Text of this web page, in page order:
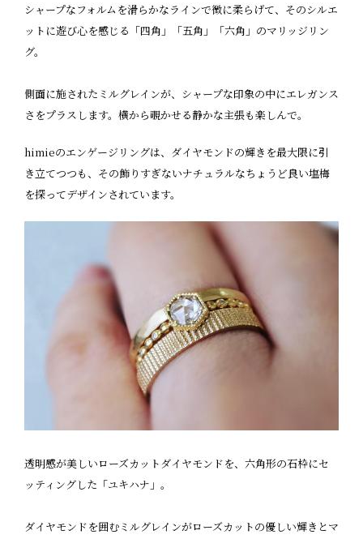
シャープなフォルムを滑らかなラインで微に柔らげて、そのシルエ
ットに遊び心を感じる「四角」「五角」「六角」のマリッジリン
グ。
側面に施されたミルグレインが、シャープな印象の中にエレガンス
さをプラスします。横から覗かせる静かな主張も楽しんで。
himieのエンゲージリングは、ダイヤモンドの輝きを最大限に引
き立てつつも、その飾りすぎないナチュラルなちょうど良い塩梅
を探ってデザインされています。
透明感が美しいローズカットダイヤモンドを、六角形の石枠にセ
ッティングした「ユキハナ」。
ダイヤモンドを囲むミルグレインがローズカットの優しい輝きとマ